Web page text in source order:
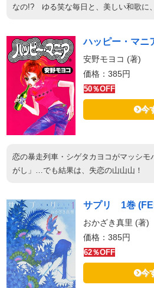
なの!? ゆる笑な毎日と、美しい和歌に
ハッピー・マ
安野モヨコ (著)
価格：385円
50％OFF
今
恋の暴走列車・シゲタカヨコがマッシモ
がし」…でも結果は、失恋の山山山！
サプリ 1巻
おかざき真里 (著)
価格：385円
62％OFF
今